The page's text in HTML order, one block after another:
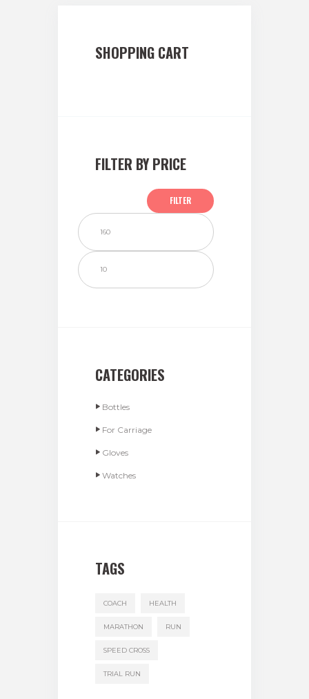
SHOPPING CART
FILTER BY PRICE
FILTER
CATEGORIES
Bottles
For Carriage
Gloves
Watches
TAGS
COACH HEALTH
MARATHON RUN
SPEED CROSS
TRIAL RUN